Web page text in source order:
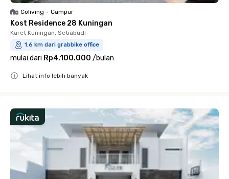
Coliving • Campur
Kost Residence 28 Kuningan
Karet Kuningan, Setiabudi
1.6 km dari grabbike office
mulai dari Rp4.100.000 /bulan
Lihat info lebih banyak